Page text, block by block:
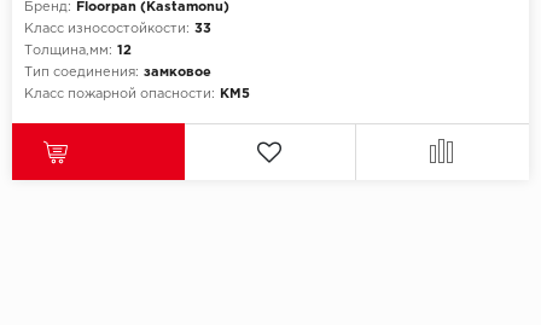
Бренд:
Floorpan (Kastamonu)
Класс износостойкости: 33
Толщина,мм: 12
Тип соединения: замковое
Класс пожарной опасности:
КМ5